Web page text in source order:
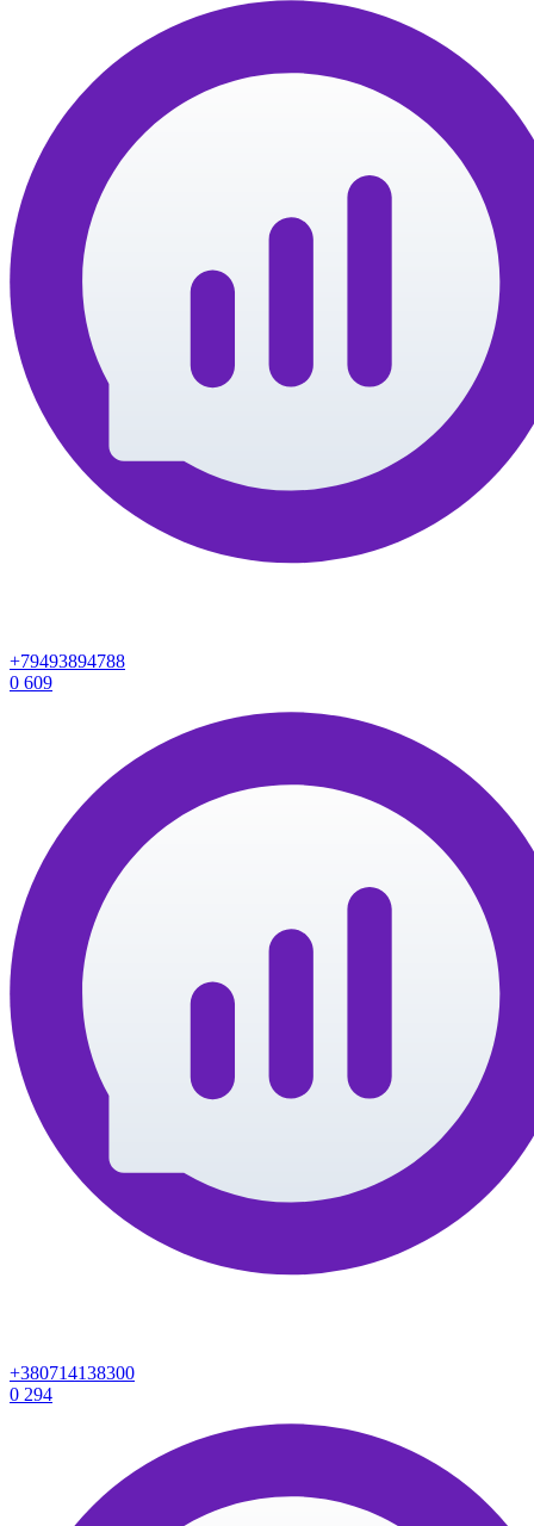
+79493894788
0 609
+380714138300
0 294